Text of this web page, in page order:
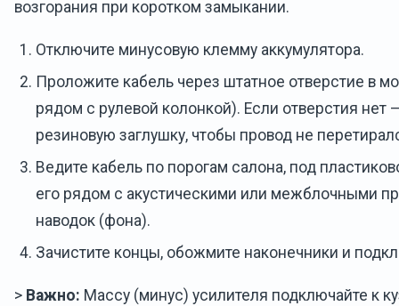
возгорания при коротком замыкании.
Отключите минусовую клемму аккумулятора.
Проложите кабель через штатное отверстие в
рядом с рулевой колонкой). Если отверстия нет
резиновую заглушку, чтобы провод не
Ведите кабель по порогам салона, под
его рядом с акустическими или межблочными
наводок (фона).
Зачистите концы, обожмите наконечники и
> Важно: Массу (минус) усилителя подключайте к